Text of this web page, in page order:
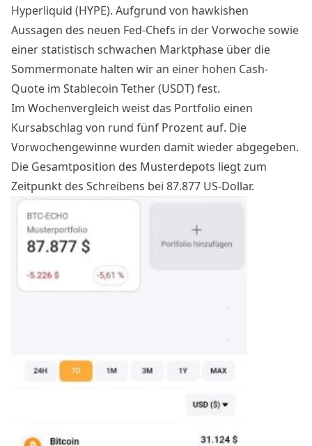
Hyperliquid (HYPE). Aufgrund von hawkishen
Aussagen des neuen Fed-Chefs in der Vorwoche sowie
einer statistisch schwachen Marktphase über die
Sommermonate halten wir an einer hohen Cash-
Quote im Stablecoin Tether (USDT) fest.
Im Wochenvergleich weist das Portfolio einen
Kursabschlag von rund fünf Prozent auf. Die
Vorwochengewinne wurden damit wieder abgegeben.
Die Gesamtposition des Musterdepots liegt zum
Zeitpunkt des Schreibens bei 87.877 US-Dollar.